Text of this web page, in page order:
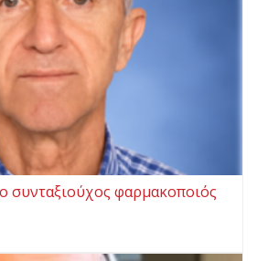
συνταξιούχος φαρμακοποιός